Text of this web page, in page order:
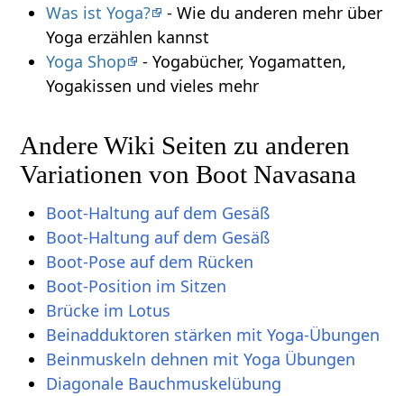
Was ist Yoga?
- Wie du anderen mehr über
Yoga erzählen kannst
Yoga Shop
- Yogabücher, Yogamatten,
Yogakissen und vieles mehr
Andere Wiki Seiten zu anderen
Variationen von Boot Navasana
Boot-Haltung auf dem Gesäß
Boot-Haltung auf dem Gesäß
Boot-Pose auf dem Rücken
Boot-Position im Sitzen
Brücke im Lotus
Beinadduktoren stärken mit Yoga-Übungen
Beinmuskeln dehnen mit Yoga Übungen
Diagonale Bauchmuskelübung